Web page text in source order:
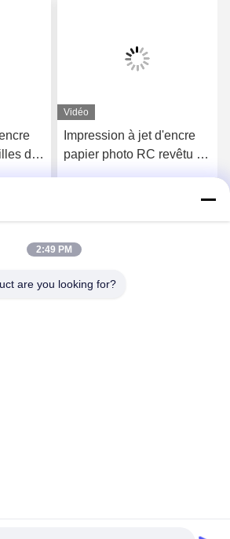
de
Vidéo
Impression à jet d'encre
papier photo RC revêtu de
2016-2026 Imatec Imaging Co.,
2:49 PM
are you looking for?